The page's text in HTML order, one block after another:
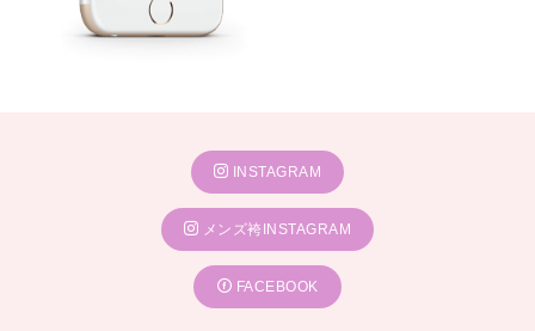
INSTAGRAM
メンズ袴INSTAGRAM
FACEBOOK